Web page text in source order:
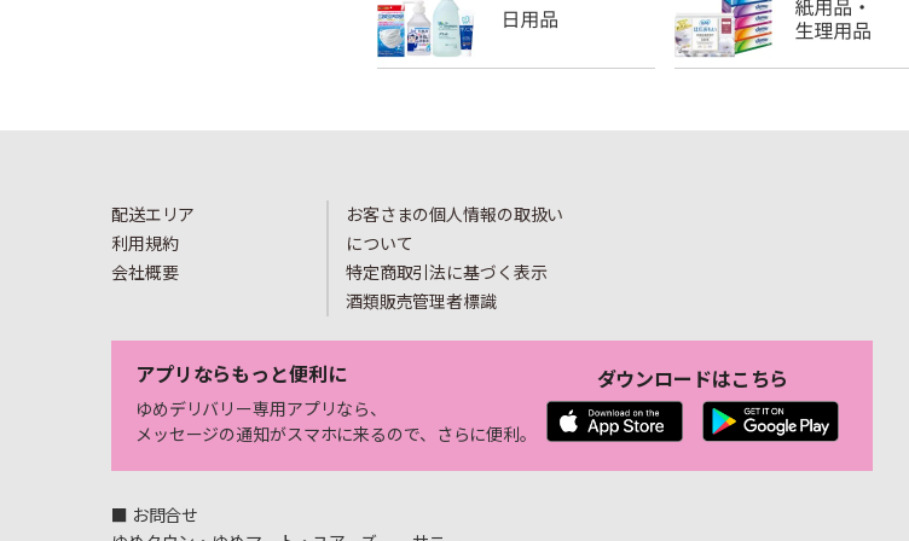
配送エリア
利用規約
会社概要
お客さまの個人情報の取扱い
について
特定商取引法に基づく表示
酒類販売管理者標識
アプリならもっと便利に
ゆめデリバリー専用アプリなら、
メッセージの通知がスマホに来るので、さらに便利。
ダウンロードはこちら
■ お問合せ